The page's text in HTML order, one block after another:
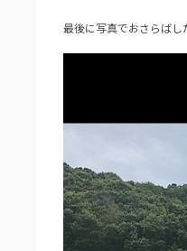
最後に写真でおさらばし